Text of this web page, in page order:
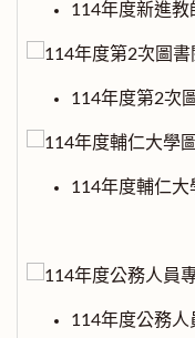
114年度新進
114年度第2次
114年度輔仁
114年度公務